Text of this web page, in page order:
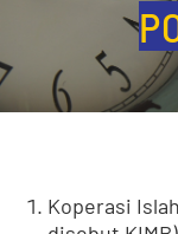
Koperasi